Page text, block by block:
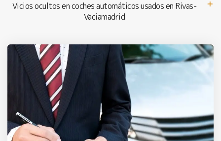
Vicios ocultos en coches automáticos usados en Rivas-
Vaciamadrid